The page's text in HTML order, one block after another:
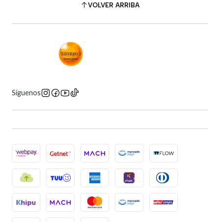
VOLVER ARRIBA
Síguenos